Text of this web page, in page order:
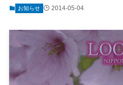
お知らせ 2014-05-04